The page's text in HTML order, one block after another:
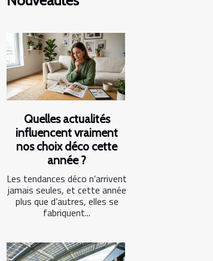
Quelles actualités
influencent vraiment
nos choix déco cette
année ?
Les tendances déco n’arrivent
jamais seules, et cette année
plus que d’autres, elles se
fabriquent...